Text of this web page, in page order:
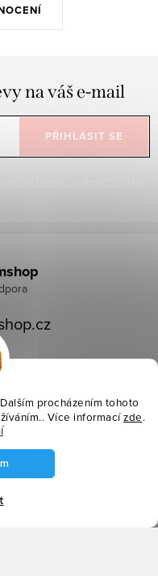
procházením tohoto
Více informacízde.
na váš e-mail
PŘIHLÁSIT SE